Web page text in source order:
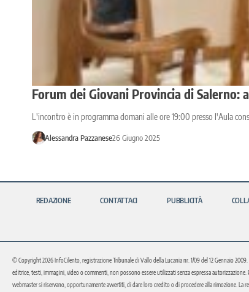
Forum dei Giovani Provincia di Salerno:
L'incontro è in programma domani alle ore 19:00 presso l'Aula
Alessandra Pazzanese26 Giugno 2025
REDAZIONE CONTATTACI PUBBLICITÀ
© Copyright 2026 InfoCilento, registrazione Tribunale di Vallo della Lucania nr. 1/09 del 12 Gennaio
editrice, testi, immagini, video o commenti, non possono essere utilizzati senza espressa
webmaster si riservano, opportunamente avvertiti, di dare loro credito o di procedere alla rimozione.